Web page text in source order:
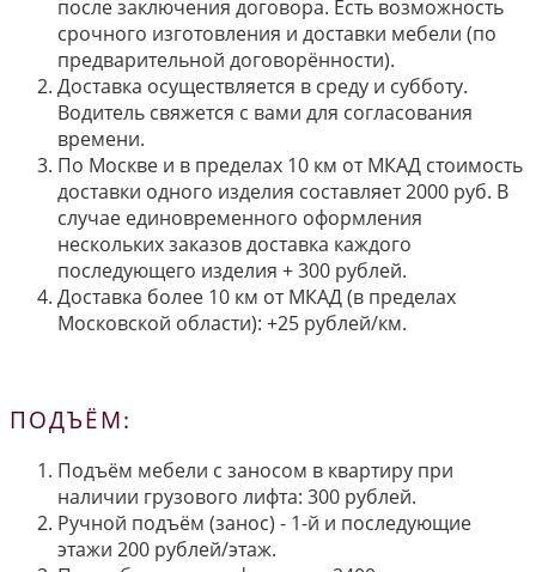
после заключения договора. Есть возможность
срочного изготовления и доставки мебели (по
предварительной договорённости).
Доставка осуществляется в среду и субботу.
Водитель свяжется с вами для согласования
времени.
По Москве и в пределах 10 км от МКАД стоимость
доставки одного изделия составляет 2000 руб. В
случае единовременного оформления
нескольких заказов доставка каждого
последующего изделия + 300 рублей.
Доставка более 10 км от МКАД (в пределах
Московской области): +25 рублей/км.
ПОДЪЁМ:
Подъём мебели с заносом в квартиру при
наличии грузового лифта: 300 рублей.
Ручной подъём (занос) - 1-й и последующие
этажи 200 рублей/этаж.